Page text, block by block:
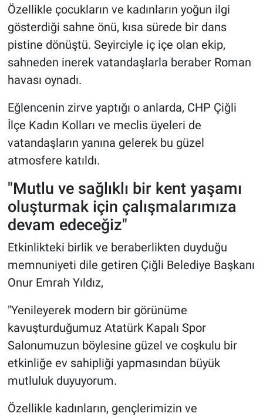
Özellikle çocukların ve kadınların yoğun ilgi
gösterdiği sahne önü, kısa sürede bir dans
pistine dönüştü. Seyirciyle iç içe olan ekip,
sahneden inerek vatandaşlarla beraber Roman
havası oynadı.
Eğlencenin zirve yaptığı o anlarda, CHP Çiğli
İlçe Kadın Kolları ve meclis üyeleri de
vatandaşların yanına gelerek bu güzel
atmosfere katıldı.
"Mutlu ve sağlıklı bir kent yaşamı
oluşturmak için çalışmalarımıza
devam edeceğiz"
Etkinlikteki birlik ve beraberlikten duyduğu
memnuniyeti dile getiren Çiğli Belediye Başkanı
Onur Emrah Yıldız,
"Yenileyerek modern bir görünüme
kavuşturduğumuz Atatürk Kapalı Spor
Salonumuzun böylesine güzel ve coşkulu bir
etkinliğe ev sahipliği yapmasından büyük
mutluluk duyuyorum.
Özellikle kadınların, gençlerimizin ve